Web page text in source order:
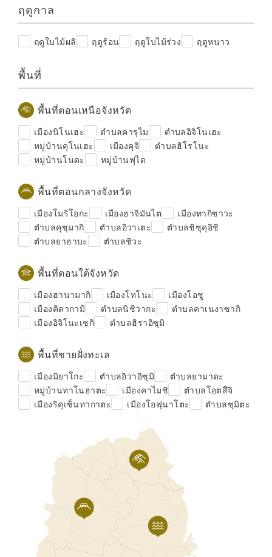
ฤดูกาล
ฤดูใบไม้ผลิ ฤดูร้อน ฤดูใบไม้ร่วง ฤดูหนาว
พื้นที่
พื้นที่ตอนเหนือจังหวัด
เมืองนิโนเฮะ ตำบลคารุไม
ตำบลอิจิโนเฮะ
หมู่บ้านคุโนเฮะ
เมืองคุจิ
ตำบลฮิโรโนะ
หมู่บ้านโนดะ
หมู่บ้านฟุได
พื้นที่ตอนกลางจังหวัด
เมืองโมริโอกะ เมืองฮาจิมันไต
เมืองทากิซาวะ
ตำบลคุซุมากิ
ตำบลอิวาเตะ
ตำบลชิซุคุอิชิ
ตำบลยาฮาบะ
ตำบลชิวะ
พื้นที่ตอนใต้จังหวัด
เมืองฮานามากิ เมืองโทโนะ
เมืองโอชู
เมืองคิตากามิ
ตำบลนิชิวากะ
ตำบลคาเนงาซากิ
เมืองอิจิโนะเซกิ
ตำบลฮิราอิซุมิ
พื้นที่ชายฝั่งทะเล
เมืองมิยาโกะ ตำบลอิวาอิซุมิ
ตำบลยามาดะ
หมู่บ้านทาโนฮาตะ
เมืองคาไมชิ
ตำบลโอตสึจิ
เมืองริคุเซ็นทากาตะ
เมืองโอฟุนาโตะ ตำบลซุมิตะ